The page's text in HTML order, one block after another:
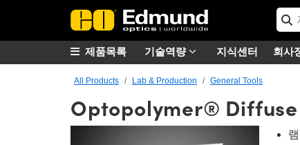
기술역량 지식센터 회사
제품목록
All Products Lab & Production General Tools
Optopolymer®